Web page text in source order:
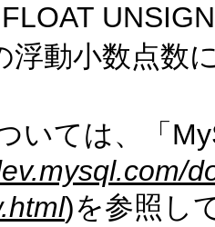
浮動小数点数
いては、「
)を参照し